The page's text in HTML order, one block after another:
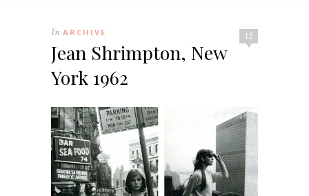
12
In ARCHIVE
Jean Shrimpton, New
York 1962